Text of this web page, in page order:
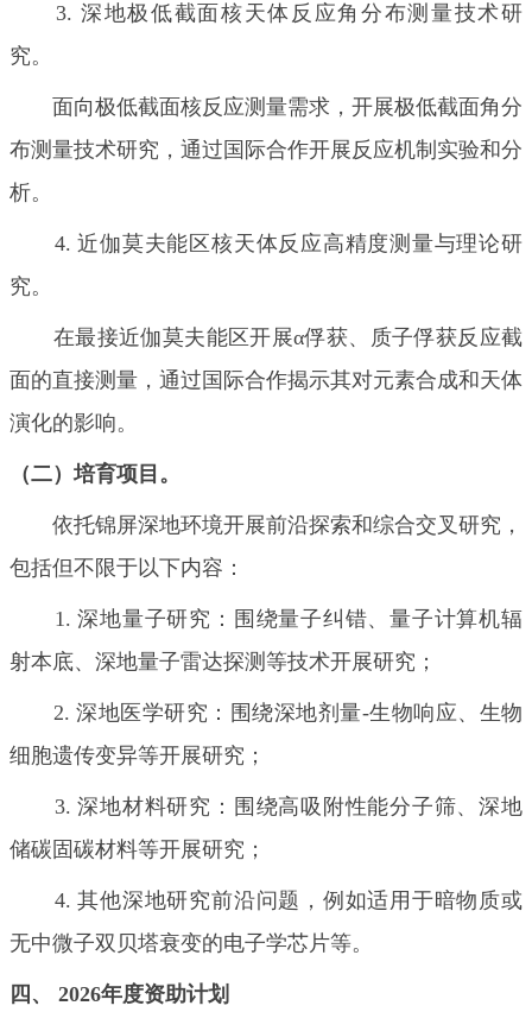
3. 深地极低截面核天体反应角分布测量技术研
究。
面向极低截面核反应测量需求，开展极低截面角分
布测量技术研究，通过国际合作开展反应机制实验和分
析。
4. 近伽莫夫能区核天体反应高精度测量与理论研
究。
在最接近伽莫夫能区开展α俘获、质子俘获反应截
面的直接测量，通过国际合作揭示其对元素合成和天体
演化的影响。
（二）培育项目。
依托锦屏深地环境开展前沿探索和综合交叉研究，
包括但不限于以下内容：
1. 深地量子研究：围绕量子纠错、量子计算机辐
射本底、深地量子雷达探测等技术开展研究；
2. 深地医学研究：围绕深地剂量-生物响应、生物
细胞遗传变异等开展研究；
3. 深地材料研究：围绕高吸附性能分子筛、深地
储碳固碳材料等开展研究；
4. 其他深地研究前沿问题，例如适用于暗物质或
无中微子双贝塔衰变的电子学芯片等。
四、 2026年度资助计划